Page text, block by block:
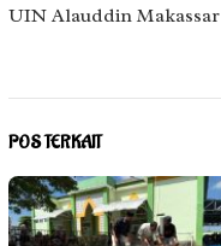
UIN Alauddin Makassar
POS TERKAIT